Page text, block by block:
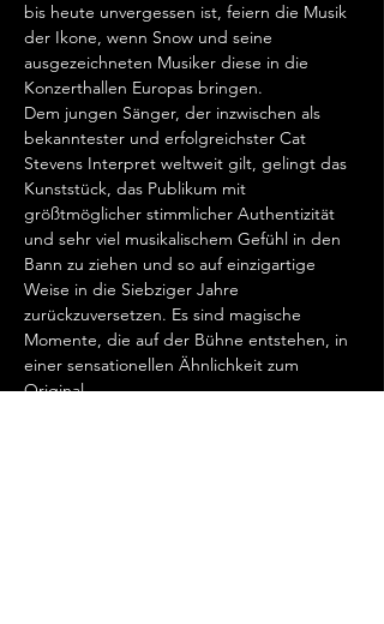
bis heute unvergessen ist, feiern die Musik
der Ikone, wenn Snow und seine
ausgezeichneten Musiker diese in die
Konzerthallen Europas bringen.
Dem jungen Sänger, der inzwischen als
bekanntester und erfolgreichster Cat
Stevens Interpret weltweit gilt, gelingt das
Kunststück, das Publikum mit
größtmöglicher stimmlicher Authentizität
und sehr viel musikalischem Gefühl in den
Bann zu ziehen und so auf einzigartige
Weise in die Siebziger Jahre
zurückzuversetzen. Es sind magische
Momente, die auf der Bühne entstehen, in
einer sensationellen Ähnlichkeit zum
Original.